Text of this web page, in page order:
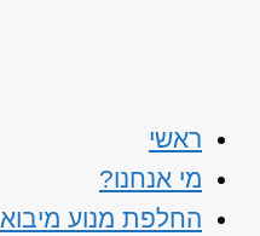
ראשי
מי אנחנו?
החלפת מנוע מיבוא